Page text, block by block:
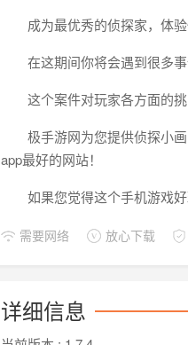
成为最优秀的侦探家，体
在这期间你将会遇到很多
这个案件对玩家各方面的挑
极手游网为您提供侦探小
app最好的网站！
如果您觉得这个手机游戏
需要网络 放心下载
详细信息